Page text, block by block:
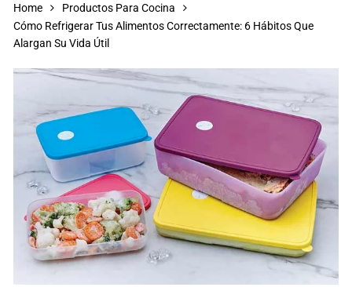
Home
Productos Para Cocina
Cómo Refrigerar Tus Alimentos Correctamente: 6 Hábitos Que
Alargan Su Vida Útil